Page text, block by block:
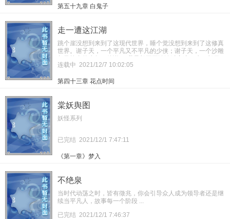
第五十九章 白鬼子
走一遭这江湖
跳个崖没想到来到了这现代世界，睡个觉没想到来到了这修真
世界。谢子天，一个平凡又不平凡的少侠；谢子天，一个沙雕
子过得开心点，不想再活得这么累。”而他说：“我也想尝尝那
连载中 2021/12/7 10:02:05
第四十三章 花点时间
棠妖舆图
妖怪系列
已完结 2021/12/1 7:47:11
《第一章》梦入
不绝泉
当时代动荡之时，皆有徵兆，你会引导众人成为领导者还是继
续当平凡人，故事每一个阶段 ...
已完结 2021/12/1 7:46:37